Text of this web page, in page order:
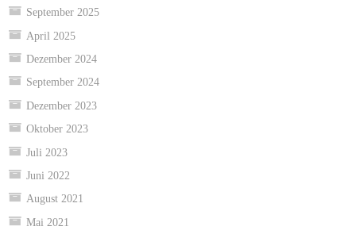
September 2025
April 2025
Dezember 2024
September 2024
Dezember 2023
Oktober 2023
Juli 2023
Juni 2022
August 2021
Mai 2021